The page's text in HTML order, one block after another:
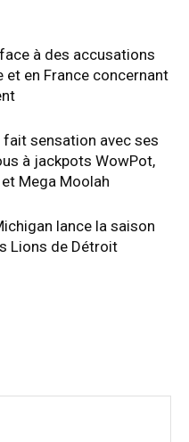
à des accusations
et en France concernant
fait sensation avec ses
à jackpots WowPot,
Mega Moolah
lance la saison
Lions de Détroit